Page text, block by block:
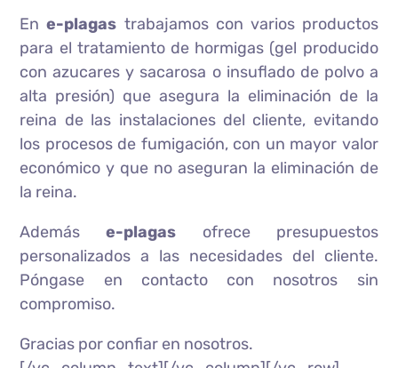
Ene-plagas trabajamos con varios productos
para el tratamiento de hormigas (gel producido
con azucares y sacarosa o insuflado de polvo a
alta presión) que asegura la eliminación de la
reina de las instalaciones del cliente, evitando
los procesos de fumigación, con un mayor valor
económico y que no aseguran la eliminación de
la reina.
Ademáse-plagas ofrece presupuestos
personalizados a las necesidades del cliente.
Póngase en contacto con nosotros sin
compromiso.
Gracias por confiar en nosotros.